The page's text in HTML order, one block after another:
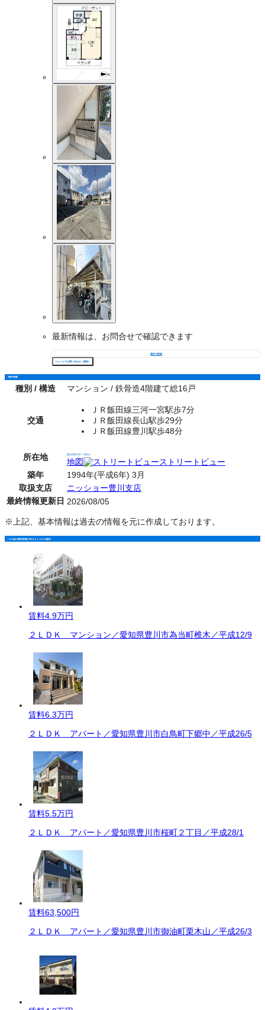
最新情報は、お問合せで確認できます
物件の詳細
フォームでお問い合わせ（無料）
物件情報
種別 / 構造 マンション / 鉄骨造4階建て総16戸
交通
ＪＲ飯田線三河一宮駅歩7分
ＪＲ飯田線長山駅歩29分
ＪＲ飯田線豊川駅歩48分
所在地 愛知県豊川市一宮町社
地図
ストリートビュー
築年
1994年(平成6年) 3月
取扱支店
ニッショー豊川支店
最終情報更新日 2026/08/05
※上記、基本情報は過去の情報を元に作成しております。
その他の愛知県豊川市の２ＬＤＫの物件
賃料4.9万円
２ＬＤＫ マンション／愛知県豊川市為当町椎木／平成12/9
賃料6.3万円
２ＬＤＫ アパート／愛知県豊川市白鳥町下郷中／平成26/5
賃料5.5万円
２ＬＤＫ アパート／愛知県豊川市桜町２丁目／平成28/1
賃料63,500円
２ＬＤＫ アパート／愛知県豊川市御油町栗木山／平成26/3